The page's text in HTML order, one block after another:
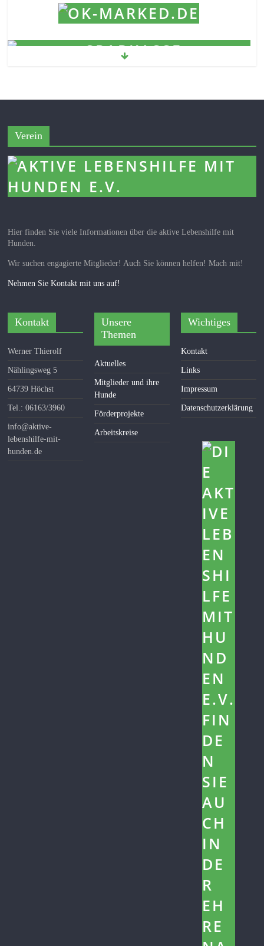
Verein
Hier finden Sie viele Informationen über die aktive Lebenshilfe mit
Hunden.
Wir suchen engagierte Mitglieder! Auch Sie können helfen! Mach mit!
Nehmen Sie Kontakt mit uns auf!
Kontakt
Werner Thierolf
Nählingsweg 5
64739 Höchst
Tel.: 06163/3960
info@aktive-
lebenshilfe-mit-
hunden.de
Unsere
Themen
Aktuelles
Mitglieder und ihre
Hunde
Förderprojekte
Arbeitskreise
Wichtiges
Kontakt
Links
Impressum
Datenschutzerklärung